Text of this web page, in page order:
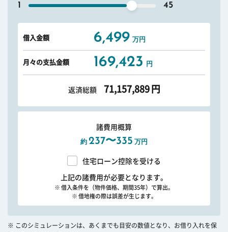
1 45
借入金額 6,499 万円
月々の支払金額 169,423 円
返済総額 71,157,889 円
諸費用概算
約 237〜335 万円
住宅ローン控除を受ける
上記の諸費用が必要となります。
※ 借入条件を（物件価格、期間35年）で算出。
※ 借地権の際は誤差が生じます。
※ このシミュレーションは、あくまでも目安の数値となり、お借り入れを保